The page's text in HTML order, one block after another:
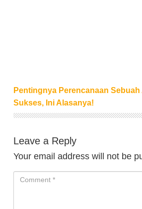
Pentingnya Perencanaan Sebuah
Sukses, Ini Alasanya!
Leave a Reply
Your email address will not be